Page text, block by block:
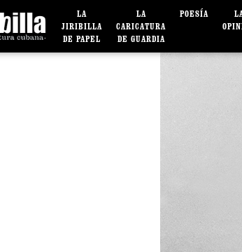
LA
JIRIBILLA
DE PAPEL
LA
CARICATURA
DE GUARDIA
POESÍA